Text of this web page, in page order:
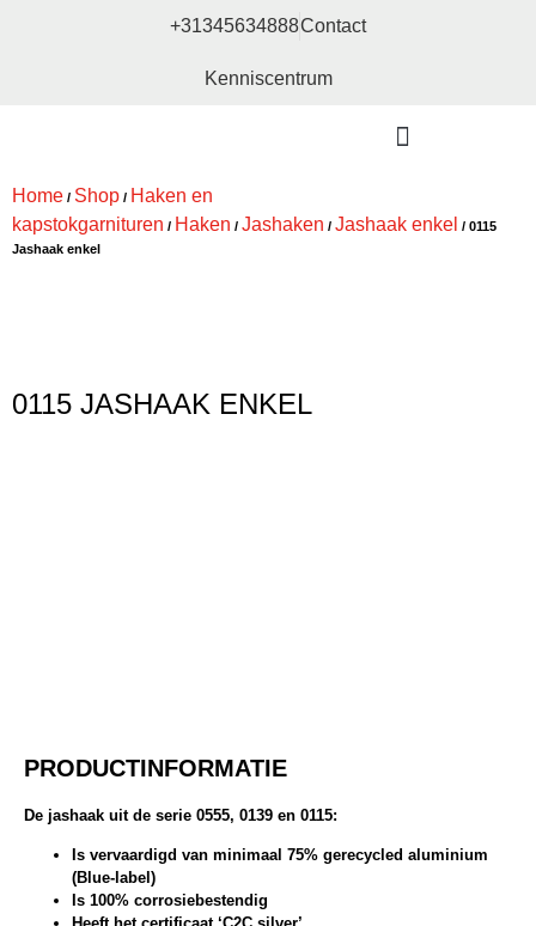
+31345634888Contact
Kenniscentrum
Home / Shop / Haken en
kapstokgarnituren / Haken / Jashaken / Jashaak enkel / 0115
Jashaak enkel
0115 JASHAAK ENKEL
PRODUCTINFORMATIE
De jashaak uit de serie 0555, 0139 en 0115:
Is vervaardigd van minimaal 75% gerecycled aluminium
(Blue-label)
Is 100% corrosiebestendig